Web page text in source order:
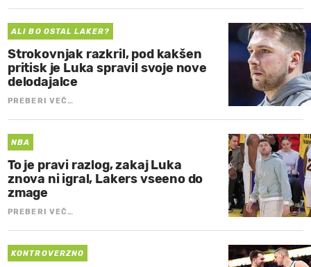
ALI BO OSTAL LAKER?
Strokovnjak razkril, pod kakšen
pritisk je Luka spravil svoje nove
delodajalce
PREBERI VEČ…
NBA
To je pravi razlog, zakaj Luka
znova ni igral, Lakers vseeno do
zmage
PREBERI VEČ…
KONTROVERZNO